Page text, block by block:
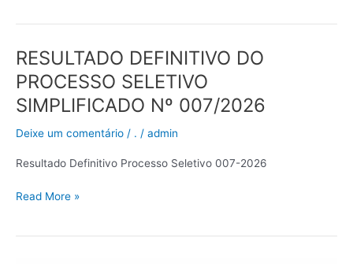
RESULTADO DEFINITIVO DO
PROCESSO SELETIVO
SIMPLIFICADO Nº 007/2026
Deixe um comentário / . / admin
Resultado Definitivo Processo Seletivo 007-2026
RESULTADO
DEFINITIVO
DO
PROCESSO
SIMPLIFICADO
Nº
Read More »